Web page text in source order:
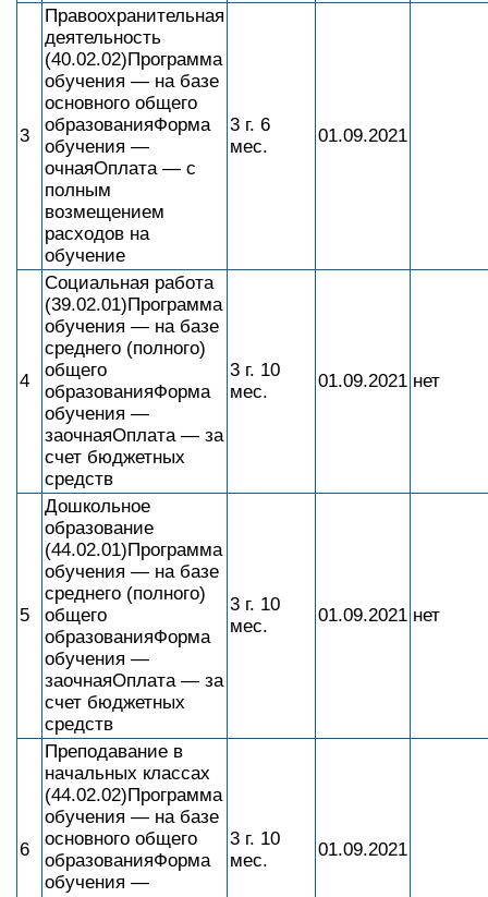
3
Правоохранительная
деятельность
(40.02.02)Программа
обучения — на базе
основного общего
образованияФорма
обучения —
очнаяОплата — с
полным
возмещением
расходов на
обучение
3 г. 6
мес.
01.09.2021
4
Социальная работа
(39.02.01)Программа
обучения — на базе
среднего (полного)
общего
образованияФорма
обучения —
заочнаяОплата — за
счет бюджетных
средств
3 г. 10
мес.
01.09.2021 нет
5
Дошкольное
образование
(44.02.01)Программа
обучения — на базе
среднего (полного)
общего
образованияФорма
обучения —
заочнаяОплата — за
счет бюджетных
средств
3 г. 10
мес.
01.09.2021 нет
6
Преподавание в
начальных классах
(44.02.02)Программа
обучения — на базе
основного общего
образованияФорма
обучения —
3 г. 10
мес.
01.09.2021